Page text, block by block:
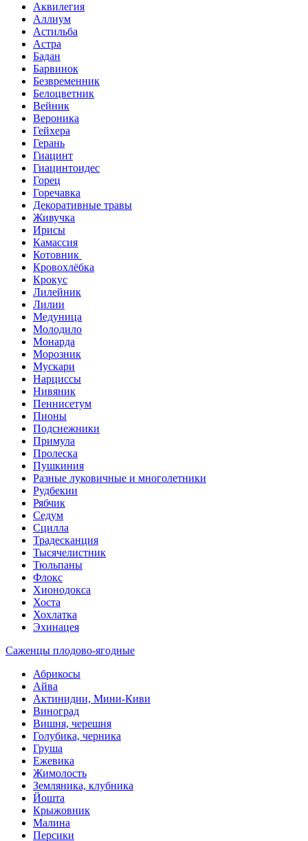
Аквилегия
Аллиум
Астильба
Астра
Бадан
Барвинок
Безвременник
Белоцветник
Вейник
Вероника
Гейхера
Герань
Гиацинт
Гиацинтоидес
Горец
Горечавка
Декоративные травы
Живучка
Ирисы
Камассия
Котовник
Кровохлёбка
Крокус
Лилейник
Лилии
Медуница
Молодило
Монарда
Морозник
Мускари
Нарциссы
Нивяник
Пеннисетум
Пионы
Подснежники
Примула
Пролеска
Пушкиния
Разные луковичные и многолетники
Рудбекии
Рябчик
Седум
Сцилла
Традесканция
Тысячелистник
Тюльпаны
Флокс
Хионодокса
Хоста
Хохлатка
Эхинацея
Саженцы плодово-ягодные
Абрикосы
Айва
Актинидии, Мини-Киви
Виноград
Вишня, черешня
Голубика, черника
Груша
Ежевика
Жимолость
Земляника, клубника
Йошта
Крыжовник
Малина
Персики